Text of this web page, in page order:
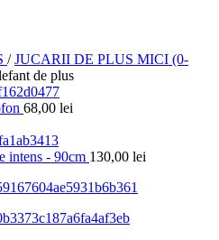
/ JUCARII DE PLUS MICI (0-
de plus
68,00 lei
intens - 90cm 130,00 lei